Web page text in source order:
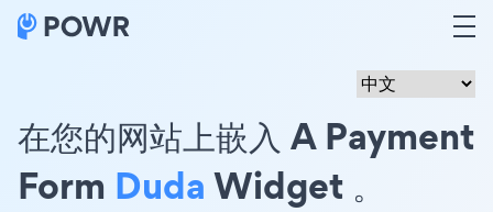
在您的网站上嵌入 A Payment
Form DudaWidget 。